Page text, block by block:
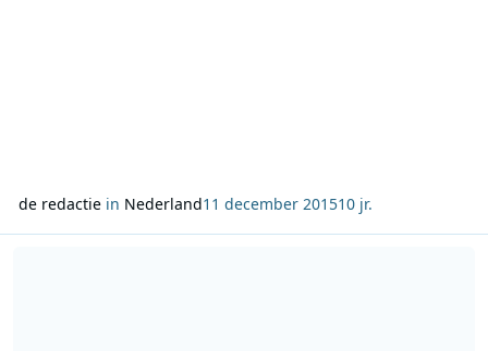
de redactiein Nederland11 december 201510 jr.